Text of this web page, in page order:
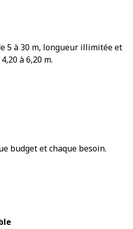
5 à 30 m, longueur illimitée et
à 6,20 m.
budget et chaque besoin.